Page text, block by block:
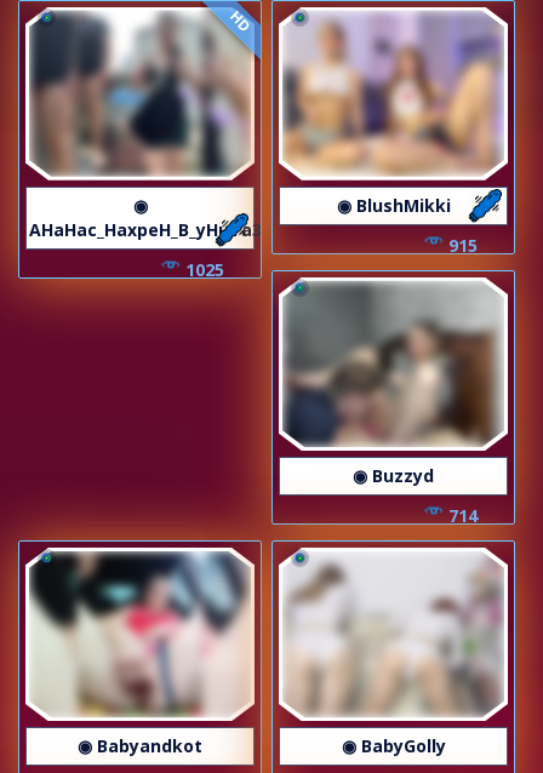
HD
◉
AHaHac_HaxpeH_B_yHuTa3
1025
◉ BlushMikki
915
◉ Buzzyd
714
◉ Babyandkot
◉ BabyGolly